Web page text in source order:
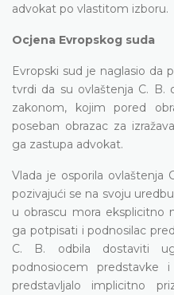
advokat po vlastitom izboru.
Ocjena Evropskog suda
Evropski sud je naglasio da
tvrdi da su ovlaštenja C. B.
zakonom, kojim pored
poseban obrazac za
ga zastupa advokat.
Vlada je osporila ovlaštenja
pozivajući se na svoju
u obrascu mora eksplicitno
ga potpisati i podnosilac
C. B. odbila dostaviti
podnosiocem
predstavljalo implicitno